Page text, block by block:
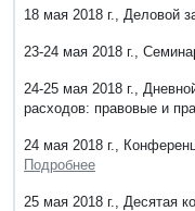
18 мая 2018 г., Деловой
23-24 мая 2018 г.,
24-25 мая 2018 г.,
расходов: правовые и
24 мая 2018 г.,
Подробнее
25 мая 2018 г., Десятая